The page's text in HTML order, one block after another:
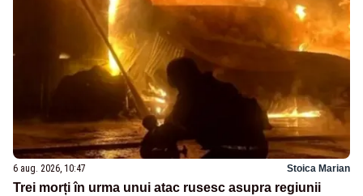
6 aug. 2026, 10:47 Stoica Marian
Trei morți în urma unui atac rusesc asupra regiunii